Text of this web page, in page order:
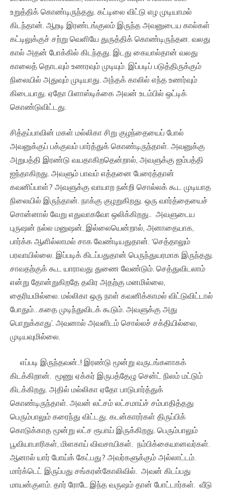
உறுத்திக் கொண்டிருந்தது. கட்டிலை விட்டு எழ முடியாமல்
கிடந்தான். ஆறடி இரண்டங்குலம் இருந்த அவனுடைய கால்கள்
கட்டிலுக்குச் சற்று வெளியே துருத்திக் கொண்டிருந்தன. வலது
கால் அதன் போக்கில் கிடந்தது. இடது கையால்தான் வலது
காலைத் தொடவும் உணரவும் முடியும். இப்படிப் படுத்திருக்கும்
நிலையில் அதுவும் முடியாது. அந்தக் காலில் எந்த உணர்வும்
கிடையாது. ஏதோ பிளாஸ்டிக்கை அவன் உடம்பில் ஒட்டிக்
கொண்டுவிட்டது.
சித்தப்பாவின் மகள் மல்லிகா சிறு குழந்தையைப் போல்
அவனுக்குப் பக்குவம் பார்த்துக் கொண்டிருந்தாள். அவனுக்கு
அறுபத்தி இரண்டு வயதாகிறதென்றால், அவளுக்கு ஐம்பத்தி
ஐந்தாகிறது. அவளும் பாவம் எத்தனை பேரைத்தான்
கவனிப்பாள்? அவளுக்கு வாயாற நன்றி சொல்லக் கூட முடியாத
நிலையில் இருந்தான். நாக்கு குழறுகிறது. ஒரு வார்த்தையைச்
சொன்னால் வேறு எதுவாகவோ ஒலிக்கிறது.. அவளுடைய
புருஷன் நல்ல மனுஷன். இல்லையென்றால், அனாதையாக,
பார்க்க ஆளில்லாமல் சாக வேண்டியதுதான். ‘செத்தாலும்
பரவாயில்லை. இப்படிக் கிடப்பதுதான் பெருந்துயரமாக இருந்தது.
சாவதற்குக் கூட யாராவது துணை வேண்டும். செத்துவிடலாம்
என்று தோன்றுகிறதே தவிர அதற்கு மனமில்லை,
தைரியமில்லை. மல்லிகா ஒரு நாள் கவனிக்காமல் விட்டுவிட்டால்
போதும்…கதை முடிந்துவிடக் கூடும். அவளுக்கு அது
பொறுக்காது’. அவனால் அவளிடம் சொல்லச் சக்தியில்லை,
முடியவுமில்லை.
எப்படி இருந்தவன்..! இரண்டு மூன்று வருடங்களாகக்
கிடக்கிறான். மூணு ஏக்கர் இருபத்தேழு சென்ட் நிலம் மட்டும்
கிடக்கிறது. அதில் மல்லிகா ஏதோ பாடுபார்த்துக்
கொண்டிருந்தாள். அவன் லட்சம் லட்சமாய்ச் சம்பாதித்தது
பெரும்பாலும் கரைந்து விட்டது. கடன்காரர்கள் திருப்பிக்
கொடுக்காத மூன்று லட்ச ரூபாய் இருக்கிறது. பெரும்பாலும்
பூவியாபாரிகள், மிளகாய் விவசாயிகள். நம்பிக்கையானவர்கள்.
ஆனால் யார் போய்க் கேட்பது? அவர்களுக்கும் அல்லாட்டம்.
மார்க்டெட் இருப்பது சங்கரன்கோலிவில். அவன் கிடப்பது
மாயன்குளம். தார் ரோடே இந்த வருஷம் தான் போட்டார்கள். வீடு